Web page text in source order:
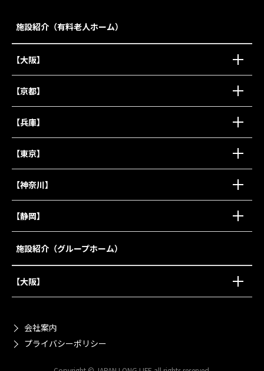
施設紹介（有料老人ホーム）
【大阪】
【京都】
【兵庫】
【東京】
【神奈川】
【静岡】
施設紹介（グループホーム）
【大阪】
会社案内
プライバシーポリシー